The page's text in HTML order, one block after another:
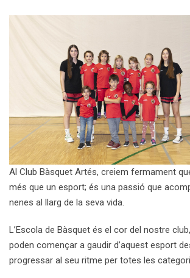
Al Club Bàsquet Artés, creiem fermament
més que un esport; és una passió que
nenes al llarg de la seva vida.
L’Escola de Bàsquet és el cor del nostre
poden començar a gaudir d’aquest esport
progressar al seu ritme per totes les